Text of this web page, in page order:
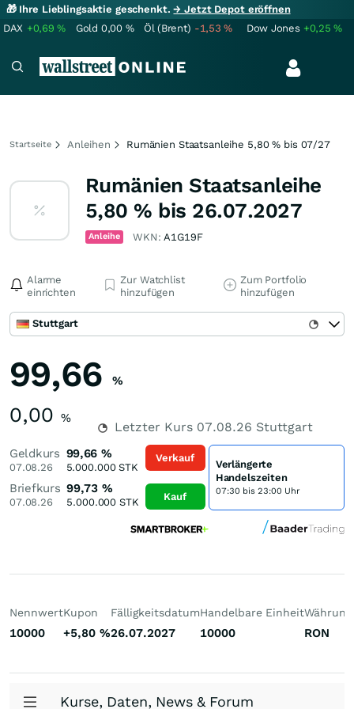
🎁 Ihre Lieblingsaktie geschenkt.→ Jetzt Depot eröffnen
DAX +0,69% Gold 0,00 % Öl (Brent) -1,53% Dow Jones +0,25%
Startseite Anleihen Rumänien Staatsanleihe 5,80 % bis 07/27
Rumänien Staatsanleihe
5,80 % bis 26.07.2027
Anleihe WKN:A1G19F
Alarme
einrichten
Zur Watchlist
hinzufügen
Zum Portfolio
hinzufügen
Stuttgart
99,66 %
0,00 %
Letzter Kurs 07.08.26 Stuttgart
Geldkurs
07.08.26
99,66 %
5.000.000STK
Briefkurs
07.08.26
99,73 %
5.000.000 STK
Verkauf
Kauf
Verlängerte
Handelszeiten
07:30 bis 23:00 Uhr
Nennwert
10000
Kupon
+5,80 %
Fälligkeitsdatum
26.07.2027
Handelbare Einheit
10000
Währung
RON
Kurse, Daten, News & Forum